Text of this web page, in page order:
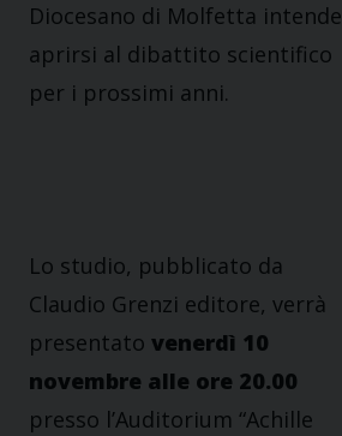
Diocesano di Molfetta intende
aprirsi al dibattito scientifico
per i prossimi anni.
Lo studio, pubblicato da
Claudio Grenzi editore, verrà
presentato venerdì 10
novembre alle ore 20.00
presso l’Auditorium “Achille